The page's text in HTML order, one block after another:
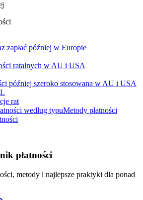
zapłać później w Europie
ratalnych w AU i USA
później szeroko stosowana w AU i USA
rat
według typuMetody płatności
płatności
metody i najlepsze praktyki dla ponad